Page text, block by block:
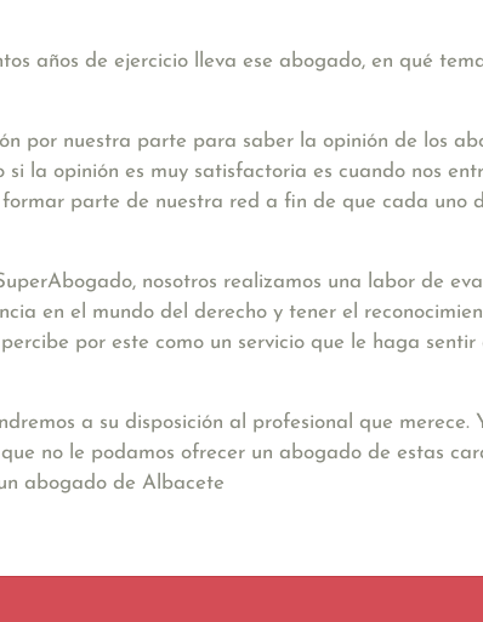
años de ejercicio lleva ese abogado, en qué
por nuestra parte para saber la opinión de los
la opinión es muy satisfactoria es cuando nos
parte de nuestra red a fin de que cada uno
nosotros realizamos una labor de
en el mundo del derecho y tener el
por este como un servicio que le haga
a su disposición al profesional que merece.
no le podamos ofrecer un abogado de estas
abogado de Albacete